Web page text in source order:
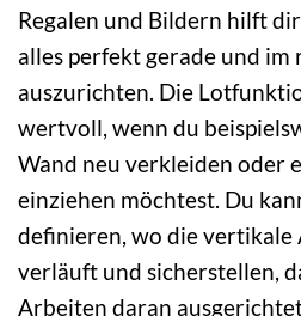
Regalen und Bildern hilft
alles perfekt gerade und im
auszurichten. Die
wertvoll, wenn du
Wand neu verkleiden oder
einziehen möchtest. Du
definieren, wo die vertikale
verläuft und sicherstellen,
Arbeiten daran